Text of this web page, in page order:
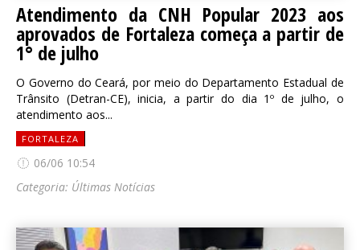
Atendimento da CNH Popular 2023 aos
aprovados de Fortaleza começa a partir de
1° de julho
O Governo do Ceará, por meio do Departamento Estadual de
Trânsito (Detran-CE), inicia, a partir do dia 1º de julho, o
atendimento aos...
FORTALEZA
06/06 10:54
Categoria: Últimas Notícias